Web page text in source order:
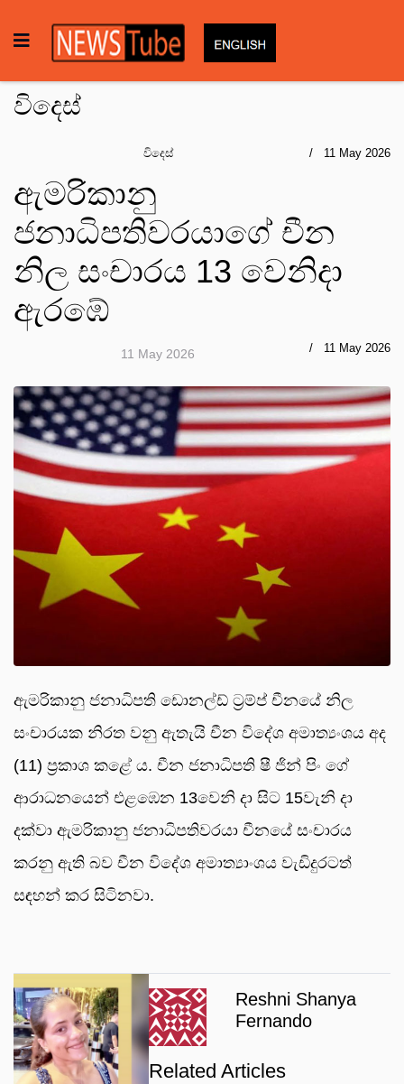
විදෙස්
විදෙස් 11 May 2026
ඇමරිකානු
ජනාධිපතිවරයාගේ චීන
නිල සංචාරය 13 වෙනිදා
ඇරඹේ
11 May 2026 11 May 2026
ඇමරිකානු ජනාධිපති ඩොනල්ඩ් ට්‍රම්ප් චීනයේ නිල
සංචාරයක නිරත වනු ඇතැයි චීන විදේශ අමාත්‍යංශය අද
(11) ප්‍රකාශ ක‍ළේ ය. චීන ජනාධිපති ෂී ජින් පිං ගේ
ආරාධනයෙන් එ‍ළඹෙන 13වෙනි දා සිට 15වැනි දා
දක්වා ඇමරිකානු ජනාධිපතිවරයා චීනයේ සංචාරය
කරනු ඇති බව චීන විදේශ අමාත්‍යාංශය වැඩිදුරටත්
සඳහන් කර සිටිනවා.
Reshni Shanya
Fernando
Related Articles